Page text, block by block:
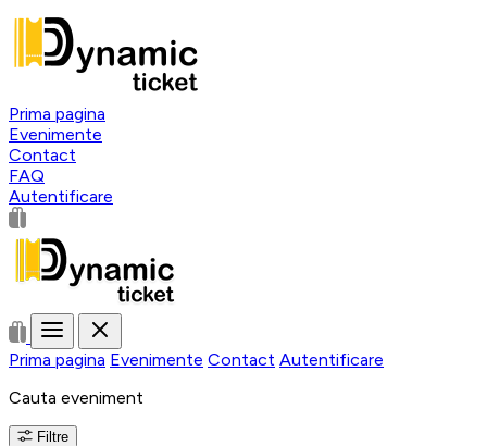
Prima pagina
Evenimente
Contact
FAQ
Autentificare
Prima pagina Evenimente Contact Autentificare
Cauta eveniment
Filtre